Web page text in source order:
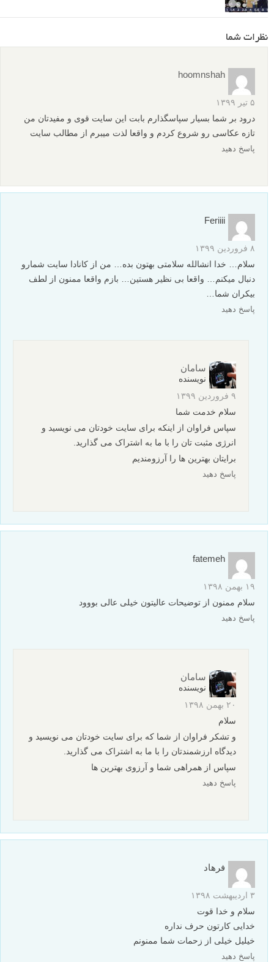
نظرات شما
hoomnshah
۵ تیر ۱۳۹۹
درود بر شما بسیار سپاسگذارم بابت این سایت قوی و مفیدتان من
تازه عکاسی رو شروع کردم و واقعا لذت میبرم از مطالب سایت
پاسخ دهید
Feriiii
۸ فروردین ۱۳۹۹
سلام… خدا انشالله سلامتی بهتون بده… من از کانادا سایت شمارو
دنبال میکنم… واقعا بی نظیر هستین… بازم واقعا ممنون از لطف
بیکران شما…
پاسخ دهید
سامان
نویسنده
۹ فروردین ۱۳۹۹
سلام خدمت شما
سپاس فراوان از اینکه برای سایت خودتان می نویسید و
انرژی مثبت تان را با ما به اشتراک می گذارید.
برایتان بهترین ها را آرزومندیم
پاسخ دهید
fatemeh
۱۹ بهمن ۱۳۹۸
سلام ممنون از توضیحات عالیتون خیلی عالی بووود
پاسخ دهید
سامان
نویسنده
۲۰ بهمن ۱۳۹۸
سلام
و تشکر فراوان از شما که برای سایت خودتان می نویسید و
دیدگاه ارزشمندتان را با ما به اشتراک می گذارید.
سپاس از همراهی شما و آرزوی بهترین ها
پاسخ دهید
فرهاد
۳ اردیبهشت ۱۳۹۸
سلام و خدا قوت
خدایی کارتون حرف نداره
خیلیل خیلی از زحمات شما ممنونم
پاسخ دهید